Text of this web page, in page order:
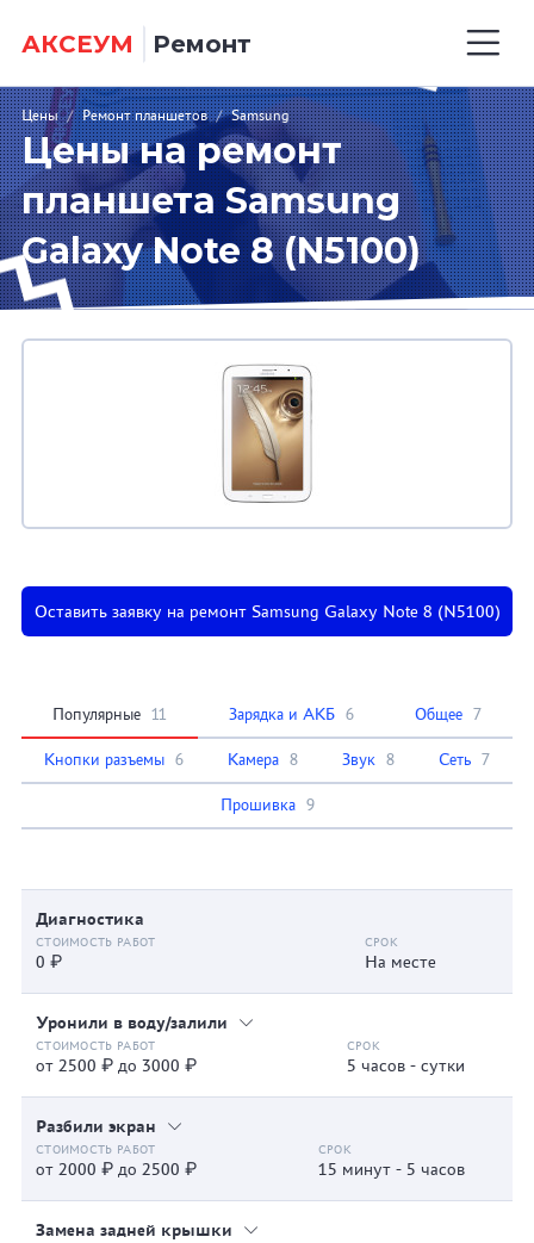
АКСЕУМ Ремонт
Цены / Ремонт планшетов / Samsung
Цены на ремонт
планшета Samsung
Galaxy Note 8 (N5100)
Оставить заявку на ремонт Samsung Galaxy Note 8 (N5100)
Популярные 11 Зарядка и АКБ 6 Общее 7
Кнопки разъемы 6 Камера 8 Звук 8 Сеть 7
Прошивка 9
Диагностика
0 ₽ На месте
Уронили в воду/залили
от 2500 ₽ до 3000 ₽ 5 часов - сутки
Разбили экран
от 2000 ₽ до 2500 ₽ 15 минут - 5 часов
Замена задней крышки